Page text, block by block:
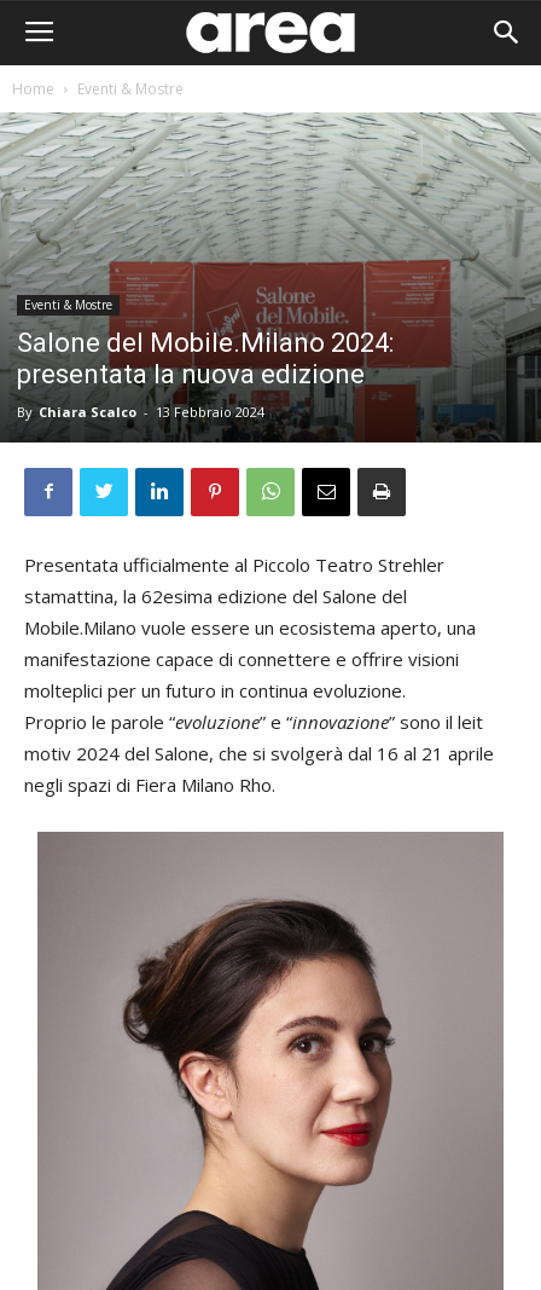
Home Eventi & Mostre
Eventi & Mostre
Salone del Mobile.Milano 2024:
presentata la nuova edizione
By Chiara Scalco - 13 Febbraio 2024
Presentata ufficialmente al Piccolo Teatro Strehler
stamattina, la 62esima edizione del Salone del
Mobile.Milano vuole essere un ecosistema aperto, una
manifestazione capace di connettere e offrire visioni
molteplici per un futuro in continua evoluzione.
Proprio le parole “evoluzione” e “innovazione” sono il leit
motiv 2024 del Salone, che si svolgerà dal 16 al 21 aprile
negli spazi di Fiera Milano Rho.